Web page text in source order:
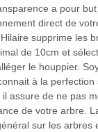
a pour
direct de
supprime les
de 10cm et
le houppier.
à la perfection
assure de ne pas
de votre arbre.
sur les arbres